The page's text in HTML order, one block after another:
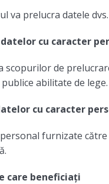
va prelucra datele
cu caracter
scopurilor de
abilitate de lege.
cu caracter
furnizate
care beneficiați